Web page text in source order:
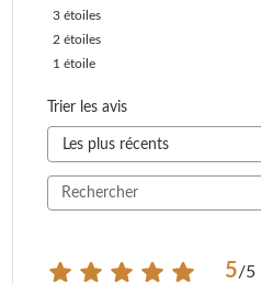
3 étoiles
2 étoiles
1 étoile
Trier les avis
5/5